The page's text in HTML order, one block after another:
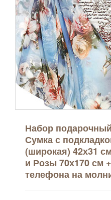
Набор
Сумка с
(широкая) 42х31
и Розы 70х170 см
телефона на